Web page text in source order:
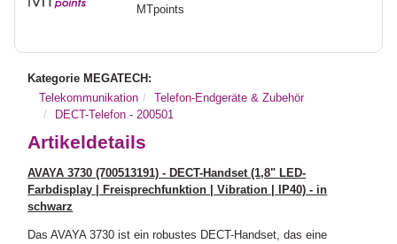
MTpoints
Kategorie MEGATECH:
Telekommunikation
Telefon-Endgeräte & Zubehör
DECT-Telefon - 200501
Artikeldetails
AVAYA 3730 (700513191) - DECT-Handset (1,8" LED-
Farbdisplay | Freisprechfunktion | Vibration | IP40) - in
schwarz
Das AVAYA 3730 ist ein robustes DECT-Handset, das eine